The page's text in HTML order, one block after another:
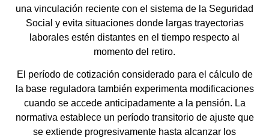
una vinculación reciente con el sistema de la Seguridad
Social y evita situaciones donde largas trayectorias
laborales estén distantes en el tiempo respecto al
momento del retiro.
El período de cotización considerado para el cálculo de
la base reguladora también experimenta modificaciones
cuando se accede anticipadamente a la pensión. La
normativa establece un período transitorio de ajuste que
se extiende progresivamente hasta alcanzar los